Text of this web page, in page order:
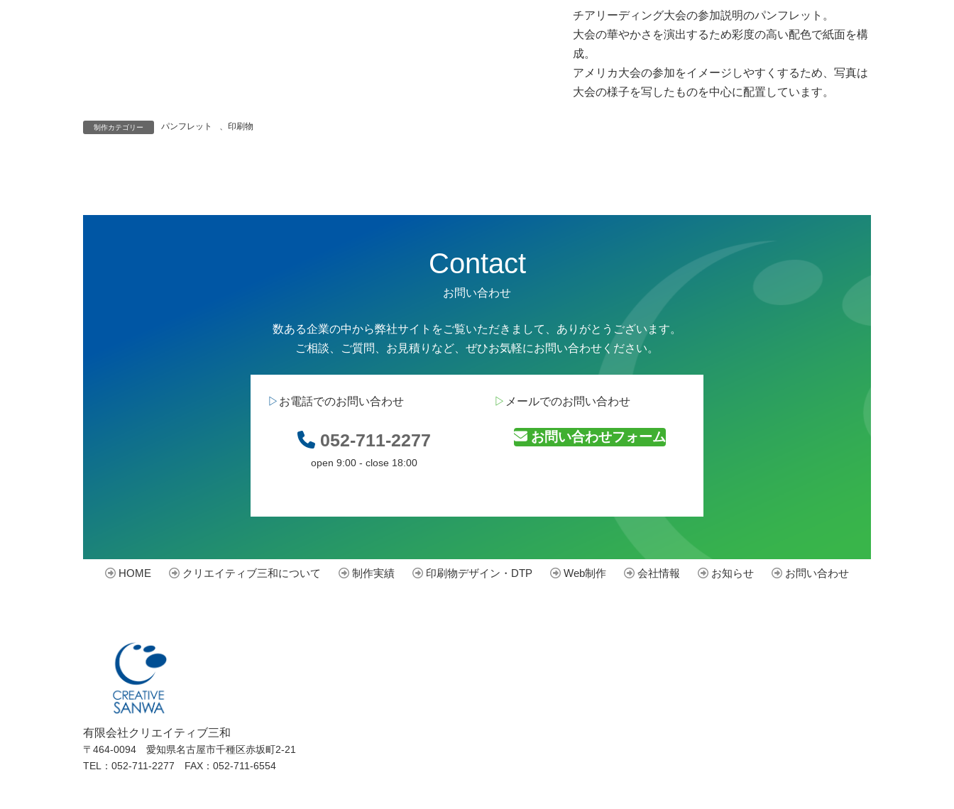
チアリーディング大会の参加説明のパンフレット。
大会の華やかさを演出するため彩度の高い配色で紙面を構
成。
アメリカ大会の参加をイメージしやすくするため、写真は
大会の様子を写したものを中心に配置しています。
制作カテゴリー パンフレット 、 印刷物
Contact
お問い合わせ
数ある企業の中から弊社サイトをご覧いただきまして、ありがとうございます。
ご相談、ご質問、お見積りなど、 ぜひお気軽にお問い合わせください。
▷ お電話でのお問い合わせ
052-711-2277
open 9:00 - close 18:00
▷ メールでのお問い合わせ
お問い合わせフォーム
HOME クリエイティブ三和について 制作実績 印刷物デザイン・DTP Web制作 会社情報 お知らせ お問い合わせ
有限会社クリエイティブ三和
〒464-0094 愛知県名古屋市千種区赤坂町2-21
TEL：052-711-2277 FAX：052-711-6554